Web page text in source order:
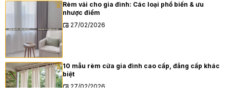
Rèm vải cho gia đình: Các loại phổ biến & ưu
nhược điểm
27/02/2026
10 mẫu rèm cửa gia đình cao cấp, đẳng cấp khác
biệt
27/02/2026